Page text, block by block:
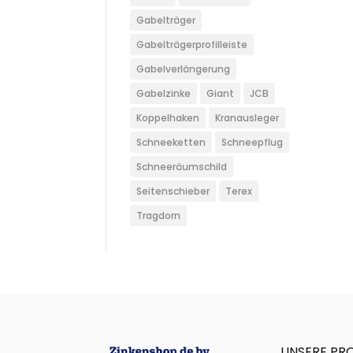
Gabelträger
Gabelträgerprofilleiste
Gabelverlängerung
Gabelzinke
Giant
JCB
Koppelhaken
Kranausleger
Schneeketten
Schneepflug
Schneeräumschild
Seitenschieber
Terex
Tragdorn